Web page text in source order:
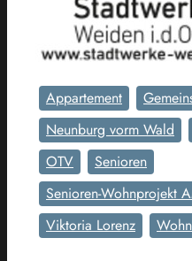
Appartement
Neunburg vorm Wald
OTV
Senioren
Senioren-Wohnprojekt
Viktoria Lorenz